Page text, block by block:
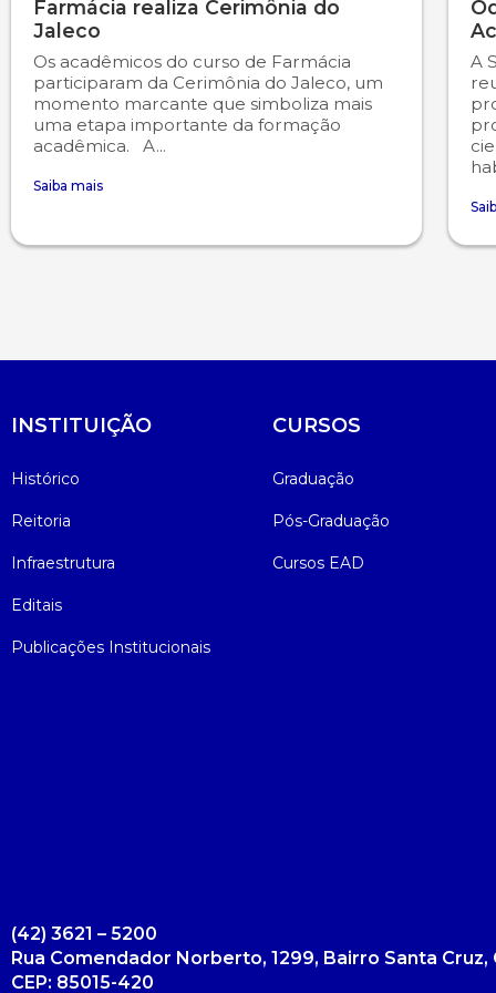
Farmácia realiza Cerimônia do
Jaleco
Os acadêmicos do curso de Farmácia
participaram da Cerimônia do Jaleco, um
momento marcante que simboliza mais
uma etapa importante da formação
acadêmica. A...
Saiba mais
A
INSTITUIÇÃO
Histórico
Reitoria
Infraestrutura
Editais
Publicações Institucionais
CURSOS
Graduação
Pós-Graduação
Cursos EAD
(42) 3621 – 5200
Rua Comendador Norberto, 1299, Bairro Santa Cruz,
CEP: 85015-420